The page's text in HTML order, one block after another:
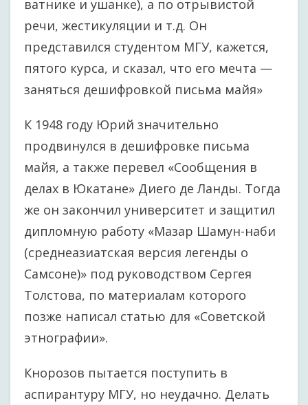
ватнике и ушанке), а по отрывистой
речи, жестикуляции и т.д. Он
представился студентом МГУ, кажется,
пятого курса, и сказал, что его мечта —
заняться дешифровкой письма майя»
К 1948 году Юрий значительно
продвинулся в дешифровке письма
майя, а также перевел «Сообщения в
делах в Юкатане» Диего де Ланды. Тогда
же он закончил университет и защитил
дипломную работу «Мазар Шамун-наби
(среднеазиатская версия легенды о
Самсоне)» под руководством Сергея
Толстова, по материалам которого
позже написал статью для «Советской
этнографии».
Кнорозов пытается поступить в
аспирантуру МГУ, но неудачно. Делать